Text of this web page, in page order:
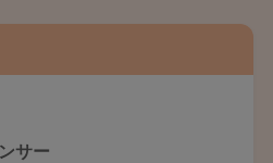
サー